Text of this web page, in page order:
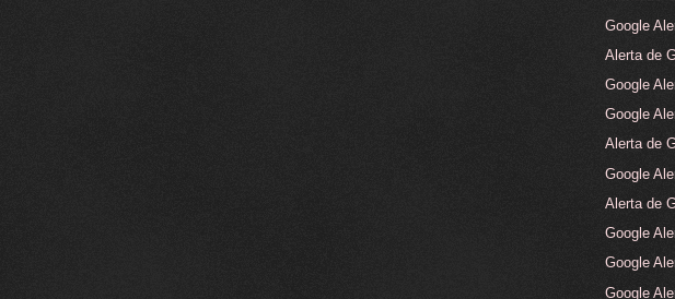
Google
Alerta de
Google
Google
Alerta de
Google
Alerta de
Google
Google
Google